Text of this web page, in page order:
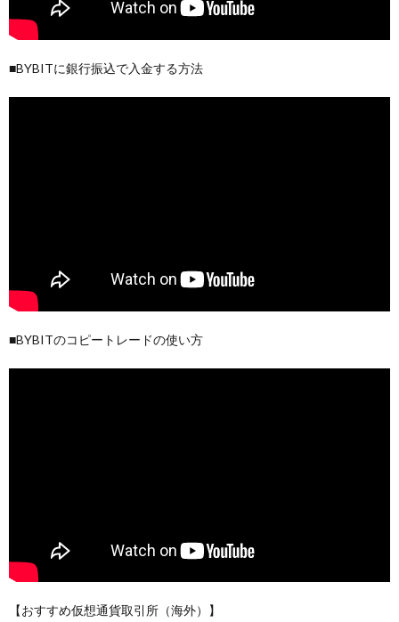
■BYBITに銀行振込で入金する方法
■BYBITのコピートレードの使い方
【おすすめ仮想通貨取引所（海外）】